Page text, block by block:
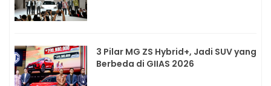
3 Pilar MG ZS Hybrid+, Jadi SUV yang
Berbeda di GIIAS 2026